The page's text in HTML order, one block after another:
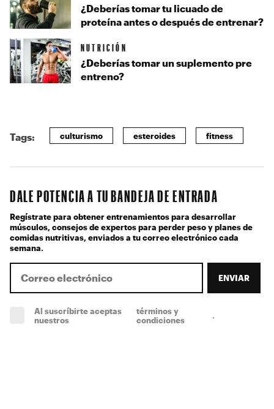
¿Deberías tomar tu licuado de
proteína antes o después de entrenar?
NUTRICIÓN
¿Deberías tomar un suplemento pre
entreno?
Tags: culturismo esteroides fitness
DALE POTENCIA A TU BANDEJA DE ENTRADA
Regístrate para obtener entrenamientos para desarrollar
músculos, consejos de expertos para perder peso y planes de
comidas nutritivas, enviados a tu correo electrónico cada
semana.
ENVIAR
Al suscríbirte aceptas
nuestros
términos y
condiciones
.